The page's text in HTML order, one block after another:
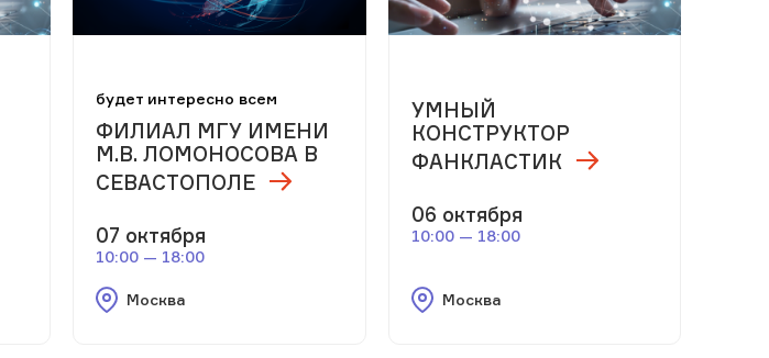
будет интересно всем
ФИЛИАЛ МГУ ИМЕНИ
М.В. ЛОМОНОСОВА В
СЕВАСТОПОЛЕ
07 октября
10:00 — 18:00
Москва
УМНЫЙ
КОНСТРУКТОР
ФАНКЛАСТИК
06 октября
10:00 — 18:00
Москва